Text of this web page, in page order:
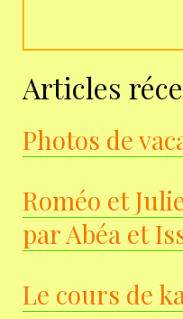
Articles
Photos de
Roméo et
par Abéa et
Le cours de